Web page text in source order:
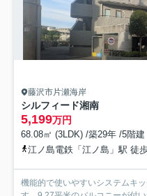
藤沢市片瀬海岸
シルフィード湘南
5,199万円
68.08㎡ (3LDK) /築29年 /5階建
江ノ島電鉄「江ノ島」駅 徒
機能的で使いやすいシステムキ